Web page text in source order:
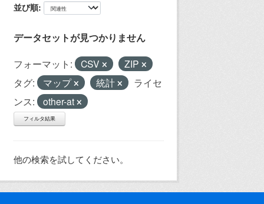
並び順
データセットが見つかりません
フォーマット: CSV
ZIP
タグ:
マップ 統計
ライセ
ンス:
other-at
フィルタ結果
他の検索を試してください。